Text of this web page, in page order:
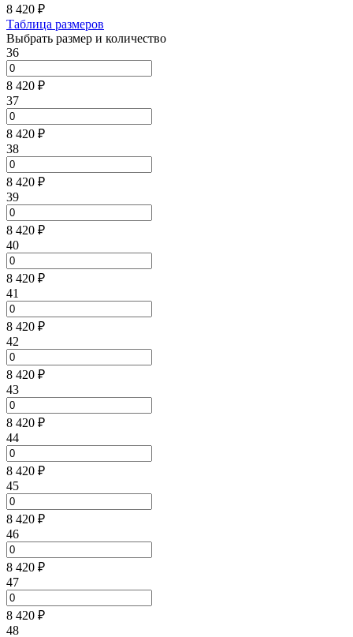
8 420 ₽
Таблица размеров
Выбрать размер и количество
36
8 420 ₽
37
8 420 ₽
38
8 420 ₽
39
8 420 ₽
40
8 420 ₽
41
8 420 ₽
42
8 420 ₽
43
8 420 ₽
44
8 420 ₽
45
8 420 ₽
46
8 420 ₽
47
8 420 ₽
48